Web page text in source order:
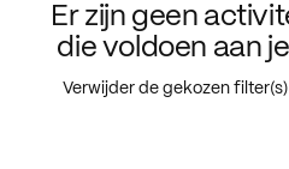
Er zijn geen
die voldoen aan
Verwijder de gekozen